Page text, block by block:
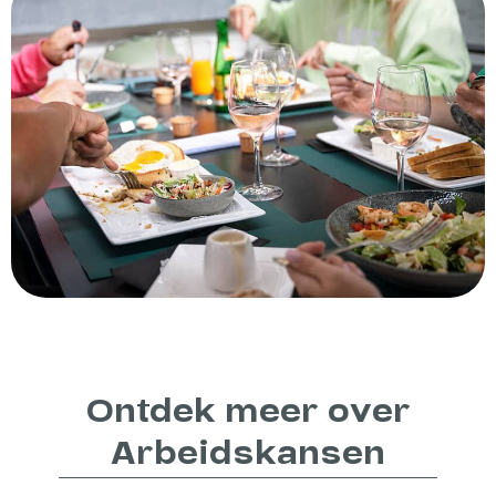
Ontdek meer over
Arbeidskansen